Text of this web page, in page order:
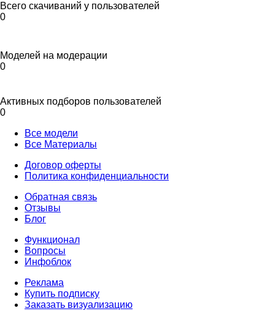
Всего скачиваний у пользователей
0
Моделей на модерации
0
Активных подборов пользователей
0
Все модели
Все Материалы
Договор оферты
Политика конфиденциальности
Обратная связь
Отзывы
Блог
Функционал
Вопросы
Инфоблок
Реклама
Купить подписку
Заказать визуализацию